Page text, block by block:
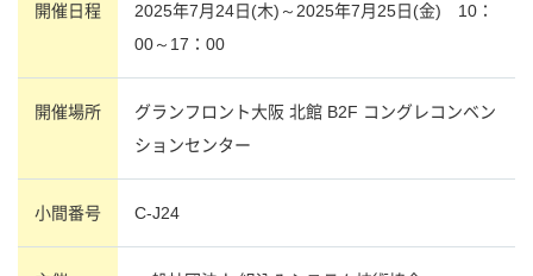
開催日程
2025年7月24日(木)～2025年7月25日(金) 10：
00～17：00
開催場所
グランフロント大阪 北館 B2F コングレコンベン
ションセンター
小間番号 C-J24